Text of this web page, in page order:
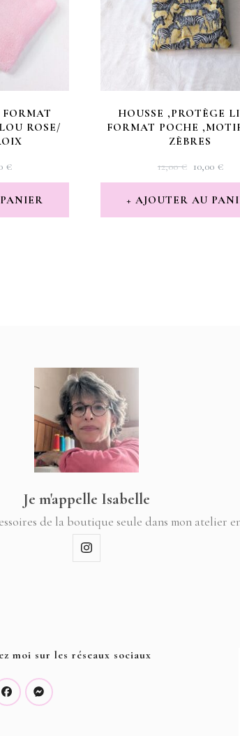
ROSE/
€LE
PRIX
ACTUEL
HOUSSE ,PROTÈGE
FORMAT POCHE
ZÈBRES
12,00€ LE
PRIX
INITIAL
10,00 €LE
AJOUTER AU
Je m'appelle Isabelle
de la boutique seule dans mon atelier
moi sur les réseaux sociaux